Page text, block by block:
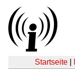
Startseite